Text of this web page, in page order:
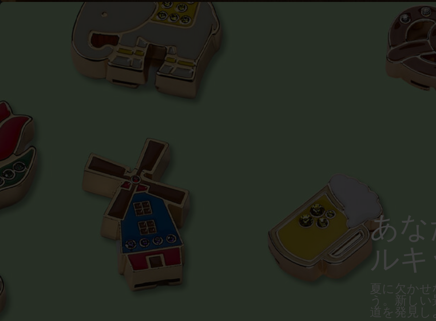
あ
ル
夏に欠か
う。新し
道を発見し